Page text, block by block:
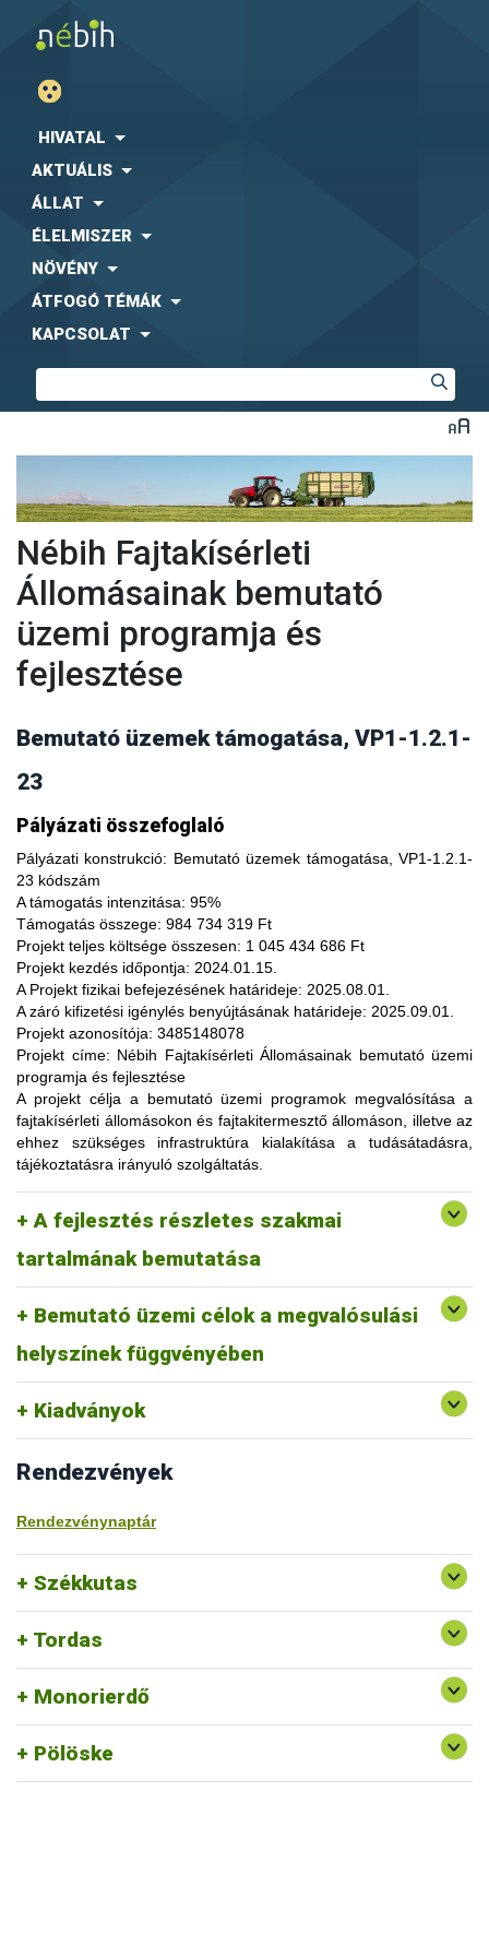
HIVATAL
AKTUÁLIS
ÁLLAT
ÉLELMISZER
NÖVÉNY
ÁTFOGÓ TÉMÁK
KAPCSOLAT
Nébih Fajtakísérleti
Állomásainak bemutató
üzemi programja és
fejlesztése
Bemutató üzemek támogatása, VP1-1.2.1-
23
Pályázati összefoglaló
Pályázati konstrukció: Bemutató üzemek támogatása, VP1-1.2.1-
23 kódszám
A támogatás intenzitása: 95%
Támogatás összege: 984 734 319 Ft
Projekt teljes költsége összesen: 1 045 434 686 Ft
Projekt kezdés időpontja: 2024.01.15.
A Projekt fizikai befejezésének határideje: 2025.08.01.
A záró kifizetési igénylés benyújtásának határideje: 2025.09.01.
Projekt azonosítója: 3485148078
Projekt címe: Nébih Fajtakísérleti Állomásainak bemutató üzemi
programja és fejlesztése
A projekt céljaa bemutató üzemi programok megvalósítása a
fajtakísérleti állomásokon és fajtakitermesztő állomáson, illetve az
ehhez szükséges infrastruktúra kialakítása a tudásátadásra,
tájékoztatásra irányuló szolgáltatás.
A fejlesztés részletes szakmai
tartalmának bemutatása
A fajtakísérleti és fajtakitermesztési állomások
modernizálásával, olyan növényfajta kísérleteket lehet
végezni, melyekkel limitálhatóak a mezőgazdasági termesztés
bizonytalanságából adódó negatív hatások, növelhető a
termésbiztonság, valamint a növényi kórokozókkal, kártevőkkel
szembeni ellenálló képesség. A fajtakísérlet során megszerzett
tapasztalatok átadása az agrárgazdaság szereplői részére egy
olyan, a hagyományostól eltérő jellegű tudás megszerzési
lehetőség, amelynek során a résztvevők elsősorban
gyakorlatorientált ismeretanyaggal, tapasztalatokkal
gazdagodhatnak, a fajtahasználaton túl, az aktuális termelési
eljárások és gazdaságszervezési minták alkalmazása
tekintetében. A gazdálkodók olyan innovatív ismereteket,
növénykultúrákat (fajtákat), környezetvédelmi megoldásokat
ismerhetnek meg, amelyek alkalmazása révén
optimalizálhatják a termelést, csökkenthetik a szennyezőanyag
kibocsátást, valamint eredményesen alkalmazkodhatnak a
állomáson (Tordas, Pölöske, Székkutas, Monorierdő)
valósulna meg bemutató üzemi program.
Bemutató üzemi célok a megvalósulási
helyszínek függvényében
Tordas
kertészeti (zöldség, gyümölcs) fajok, szántóföldi
és üvegházi termesztési körülmények, ökológiai
gazdálkodásra alkalmas fajták vizsgálata
Pölöske
kertészeti (gyümölcs) fajok
Székkutas
szántóföldi fajok vizsgálata
Monorierdő erdészeti fajok vizsgálata, fajtakitermesztés
Kiadványok
Rendezvények
Rendezvénynaptár
Székkutas
Tordas
Monorierdő
Pölöske